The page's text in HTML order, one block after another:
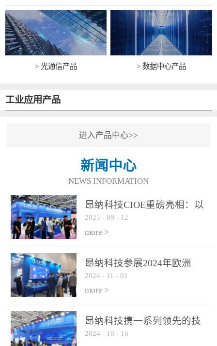
> 光通信产品 > 数据中心产品
工业应用产品
进入产品中心>>
新闻中心
NEWS INFORMATION
昂纳科技CIOE重磅亮相：以
光通信创新引擎，驱动AI与
算力互联新时代
2025 - 09 - 12
more >
昂纳科技参展2024年欧洲
ECOC展会
2024 - 11 - 01
more >
昂纳科技携一系列领先的技
术平台和优秀产品参展2024
2024 - 10 - 16